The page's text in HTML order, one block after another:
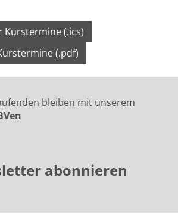
Kurstermine (.ics)
(.pdf)
bleiben mit unserem
abonnieren